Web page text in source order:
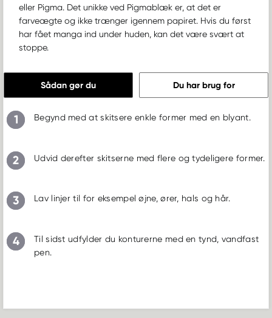
eller Pigma. Det unikke ved Pigmablæk er, at det er
farveægte og ikke trænger igennem papiret. Hvis du først
har fået manga ind under huden, kan det være svært at
stoppe.
Sådan gør du Du har brug for
1 Begynd med at skitsere enkle former med en blyant.
2 Udvid derefter skitserne med flere og tydeligere former.
3 Lav linjer til for eksempel øjne, ører, hals og hår.
4
Til sidst udfylder du konturerne med en tynd, vandfast
pen.